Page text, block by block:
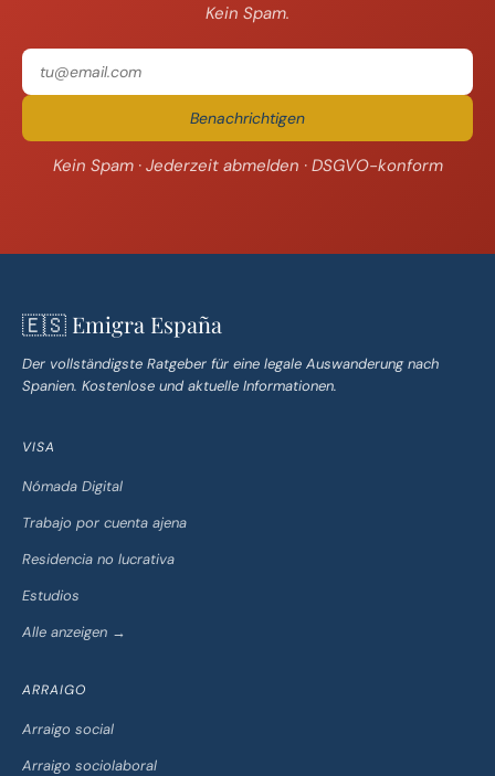
Kein Spam.
Benachrichtigen
Kein Spam · Jederzeit abmelden · DSGVO-konform
🇪🇸 Emigra España
Der vollständigste Ratgeber für eine legale Auswanderung nach
Spanien. Kostenlose und aktuelle Informationen.
VISA
Nómada Digital
Trabajo por cuenta ajena
Residencia no lucrativa
Estudios
Alle anzeigen →
ARRAIGO
Arraigo social
Arraigo sociolaboral